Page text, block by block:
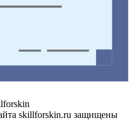
skillforskin.ru защищены